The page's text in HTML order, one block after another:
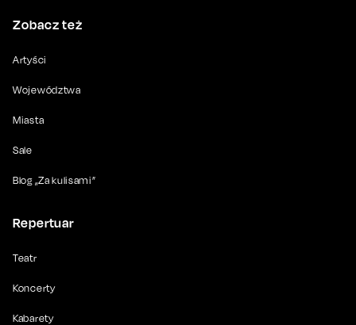
Zobacz też
Artyści
Województwa
Miasta
Sale
Blog „Za kulisami”
Repertuar
Teatr
Koncerty
Kabarety